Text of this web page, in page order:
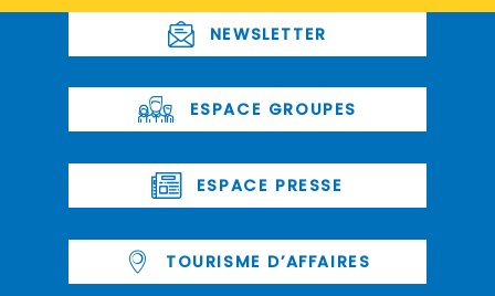
NEWSLETTER
ESPACE GROUPES
ESPACE PRESSE
TOURISME D’AFFAIRES